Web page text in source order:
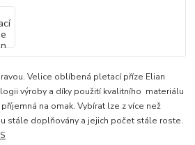
Velice oblíbená pletací příze Elian
výroby a díky použití kvalitního materiálu
na omak. Vybírat lze z více než
stále doplňovány a jejich počet stále roste.